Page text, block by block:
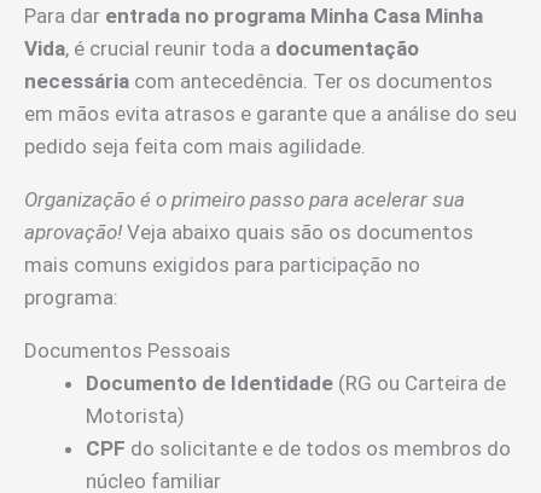
Para dar entrada no programa Minha Casa Minha
Vida, é crucial reunir toda a documentação
necessária com antecedência. Ter os documentos
em mãos evita atrasos e garante que a análise do seu
pedido seja feita com mais agilidade.
Organização é o primeiro passo para acelerar sua
aprovação! Veja abaixo quais são os documentos
mais comuns exigidos para participação no
programa:
Documentos Pessoais
Documento de Identidade (RG ou Carteira de
Motorista)
CPF do solicitante e de todos os membros do
núcleo familiar